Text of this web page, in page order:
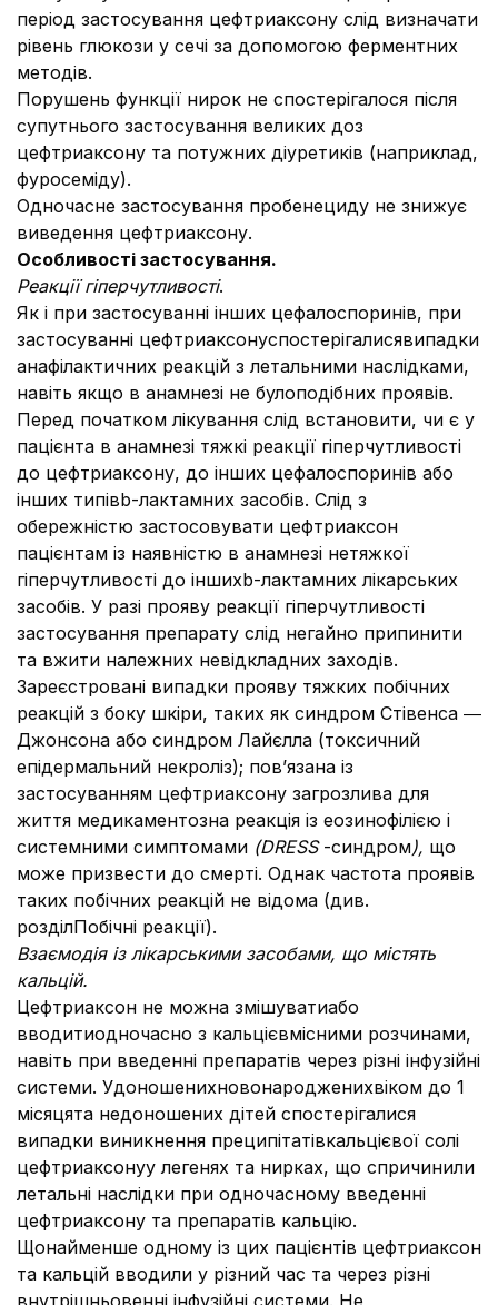
період застосування цефтриаксону слід визначати
рівень глюкози у сечі за допомогою ферментних
методів.
Порушень функції нирок не спостерігалося після
супутнього застосування великих доз
цефтриаксону та потужних діуретиків (наприклад,
фуросеміду).
Одночасне застосування пробенециду не знижує
виведення цефтриаксону.
Особливості застосування.
Реакції гіперчутливості.
Як і при застосуванні інших цефалоспоринів, при
застосуванні цефтриаксонуспостерігалисявипадки
анафілактичних реакцій з летальними наслідками,
навіть якщо в анамнезі не булоподібних проявів.
Перед початком лікування слід встановити, чи є у
пацієнта в анамнезі тяжкі реакції гіперчутливості
до цефтриаксону, до інших цефалоспоринів або
інших типівb-лактамних засобів. Слід з
обережністю застосовувати цефтриаксон
пацієнтам із наявністю в анамнезі нетяжкої
гіперчутливості до іншихb-лактамних лікарських
засобів. У разі прояву реакції гіперчутливості
застосування препарату слід негайно припинити
та вжити належних невідкладних заходів.
Зареєстровані випадки прояву тяжких побічних
реакцій з боку шкіри, таких як синдром Стівенса ―
Джонсона або синдром Лайєлла (токсичний
епідермальний некроліз); пов’язана із
застосуванням цефтриаксону загрозлива для
життя медикаментозна реакція із еозинофілією і
системними симптомами (DRESS-синдром), що
може призвести до смерті. Однак частота проявів
таких побічних реакцій не відома (див.
розділПобічні реакції).
Взаємодія із лікарськими засобами, що містять
кальцій.
Цефтриаксон не можна змішуватиабо
вводитиодночасно з кальцієвмісними розчинами,
навіть при введенні препаратів через різні інфузійні
системи. Удоношенихновонародженихвіком до 1
місяцята недоношених дітей спостерігалися
випадки виникнення преципітатівкальцієвої солі
цефтриаксонуу легенях та нирках, що спричинили
летальні наслідки при одночасному введенні
цефтриаксону та препаратів кальцію.
Щонайменше одному із цих пацієнтів цефтриаксон
та кальцій вводили у різний час та через різні
внутрішньовенні інфузійні системи. Не